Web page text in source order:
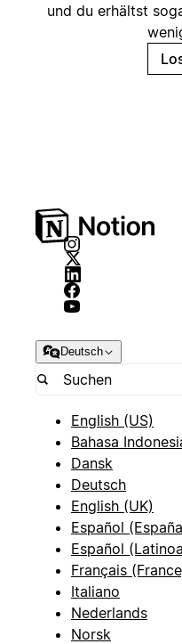
und du erhältst
Deutsch
English (US)
Bahasa
Dansk
Deutsch
English (UK)
Español
Español
Français
Italiano
Nederlands
Norsk